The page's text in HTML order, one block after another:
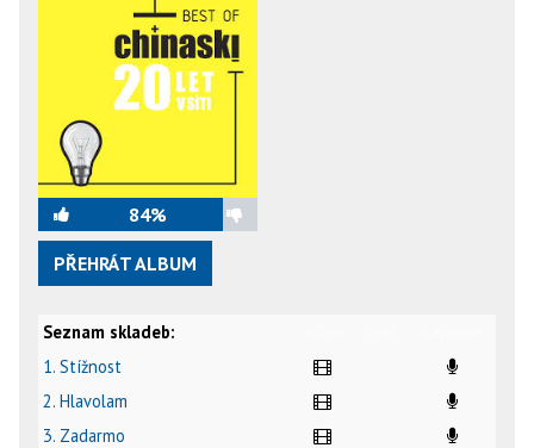
84%
PŘEHRÁT ALBUM
Seznam skladeb:
1. Stížnost
2. Hlavolam
3. Zadarmo